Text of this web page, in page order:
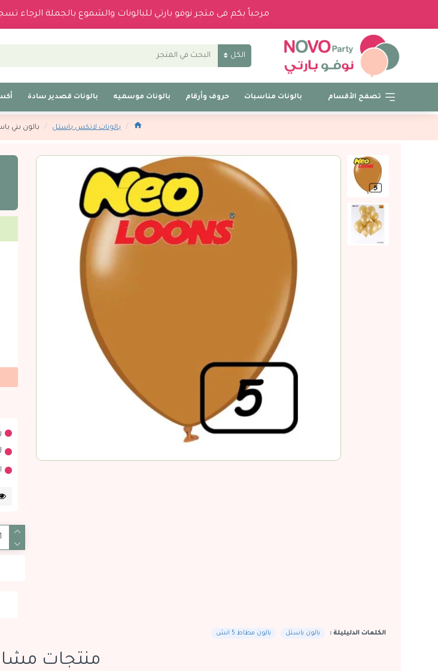
مرحباً بكم فى متجر نوفو بارتي للبالونات والشموع بالجملة الرجاء
الكل
تصفح الأقسام بالونات مناسبات حروف وأرقام بالونات موسميه بالونات قصدير سادة
بالونات لاتكس باستل بالون بني باستل 5 إنش
الكلمات الدليليلة : بالون باستل بالون مطاط 5 انش
منتجات